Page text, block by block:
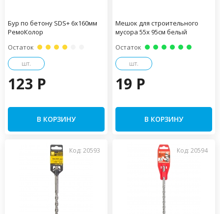
Бур по бетону SDS+ 6х160мм
РемоКолор
Остаток
шт.
123 P
В КОРЗИНУ
Мешок для строительного
мусора 55х 95см белый
Остаток
шт.
19 P
В КОРЗИНУ
Код: 20593 Код: 20594